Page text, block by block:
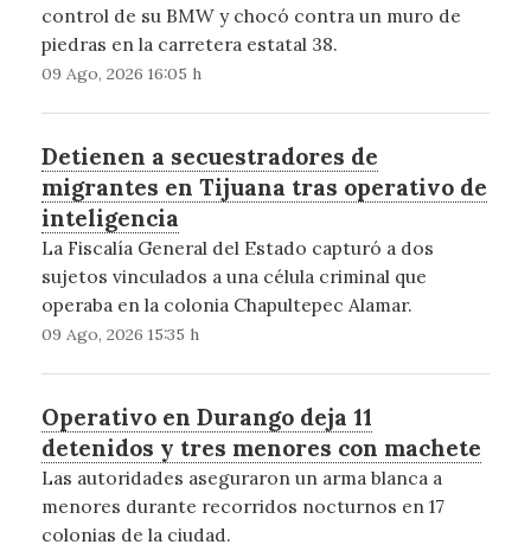
control de su BMW y chocó contra un muro de
piedras en la carretera estatal 38.
09 Ago, 2026 16:05 h
Detienen a secuestradores de
migrantes en Tijuana tras operativo de
inteligencia
La Fiscalía General del Estado capturó a dos
sujetos vinculados a una célula criminal que
operaba en la colonia Chapultepec Alamar.
09 Ago, 2026 15:35 h
Operativo en Durango deja 11
detenidos y tres menores con machete
Las autoridades aseguraron un arma blanca a
menores durante recorridos nocturnos en 17
colonias de la ciudad.